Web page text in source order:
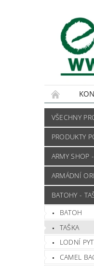
VŠECHNY
PRODUKTY
ARMY SHOP
ARMÁDNÍ
BATOHY -
BATOH
TAŠKA
LODNÍ
CAMEL